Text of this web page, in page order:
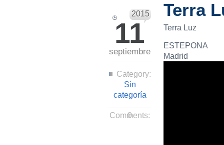
11
septiembre
2015
Category:
Sin
categoría
Comments:
0
Terra
Terra Luz
ESTEPONA
Madrid